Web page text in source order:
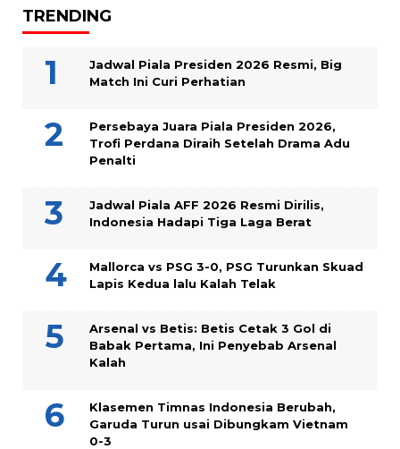
TRENDING
Jadwal Piala Presiden 2026 Resmi, Big
Match Ini Curi Perhatian
Persebaya Juara Piala Presiden 2026,
Trofi Perdana Diraih Setelah Drama Adu
Penalti
Jadwal Piala AFF 2026 Resmi Dirilis,
Indonesia Hadapi Tiga Laga Berat
Mallorca vs PSG 3-0, PSG Turunkan Skuad
Lapis Kedua lalu Kalah Telak
Arsenal vs Betis: Betis Cetak 3 Gol di
Babak Pertama, Ini Penyebab Arsenal
Kalah
Klasemen Timnas Indonesia Berubah,
Garuda Turun usai Dibungkam Vietnam
0-3